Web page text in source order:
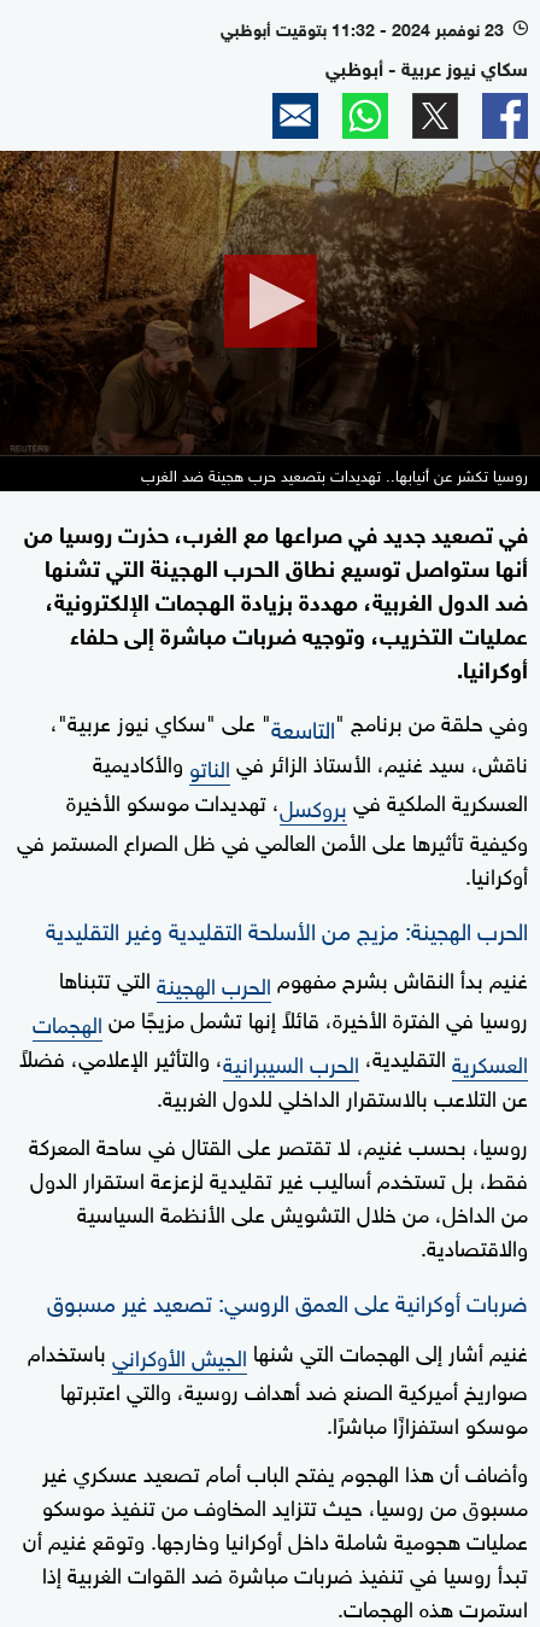
l 23 نوفمبر 2024 - 11:32 بتوقيت أبوظبي
سكاي نيوز عربية - أبوظبي
0
seconds
of
18
minutes,
24
seconds
روسيا تكشر عن أنيابها.. تهديدات بتصعيد حرب هجينة ضد الغرب
في تصعيد جديد في صراعها مع الغرب، حذرت روسيا من
أنها ستواصل توسيع نطاق الحرب الهجينة التي تشنها
ضد الدول الغربية، مهددة بزيادة الهجمات الإلكترونية،
عمليات التخريب، وتوجيه ضربات مباشرة إلى حلفاء
أوكرانيا.
وفي حلقة من برنامج "التاسعة" على "سكاي نيوز عربية"،
ناقش، سيد غنيم، الأستاذ الزائر فيالناتو والأكاديمية
العسكرية الملكية فيبروكسل، تهديدات موسكو الأخيرة
وكيفية تأثيرها على الأمن العالمي في ظل الصراع المستمر في
أوكرانيا.
الحرب الهجينة: مزيج من الأسلحة التقليدية وغير التقليدية
غنيم بدأ النقاش بشرح مفهوم الحرب الهجينةالتي تتبناها
روسيا في الفترة الأخيرة، قائلاً إنها تشمل مزيجًا منالهجمات
العسكريةالتقليدية، الحرب السيبرانية، والتأثير الإعلامي، فضلاً
عن التلاعب بالاستقرار الداخلي للدول الغربية.
روسيا، بحسب غنيم، لا تقتصر على القتال في ساحة المعركة
فقط، بل تستخدم أساليب غير تقليدية لزعزعة استقرار الدول
من الداخل، من خلال التشويش على الأنظمة السياسية
والاقتصادية.
ضربات أوكرانية على العمق الروسي: تصعيد غير مسبوق
غنيم أشار إلى الهجمات التي شنها الجيش الأوكرانيباستخدام
صواريخ أميركية الصنع ضد أهداف روسية، والتي اعتبرتها
موسكو استفزازًا مباشرًا.
وأضاف أن هذا الهجوم يفتح الباب أمام تصعيد عسكري غير
مسبوق من روسيا، حيث تتزايد المخاوف من تنفيذ موسكو
عمليات هجومية شاملة داخل أوكرانيا وخارجها. وتوقع غنيم أن
تبدأ روسيا في تنفيذ ضربات مباشرة ضد القوات الغربية إذا
استمرت هذه الهجمات.